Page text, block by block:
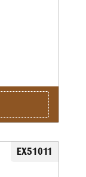
EX51011